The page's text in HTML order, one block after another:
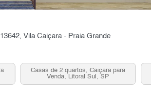
Vila Caiçara - Praia Grande
Casas de 2 quartos, Caiçara para
Venda, Litoral Sul, SP